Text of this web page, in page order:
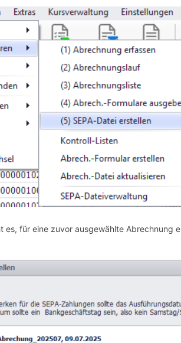
es, für eine zuvor ausgewählte Abrechnung